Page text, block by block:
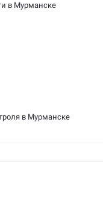
желал
в Мурманске
в Мурманске